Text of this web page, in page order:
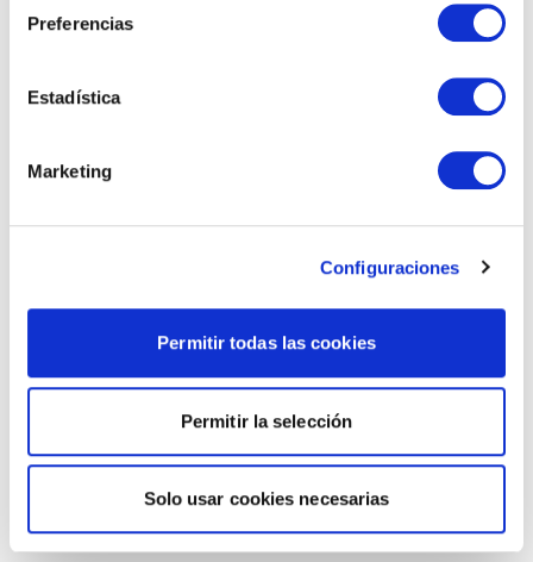
Preferencias
Estadística
Marketing
Configuraciones
Permitir todas las cookies
Permitir la selección
Solo usar cookies necesarias